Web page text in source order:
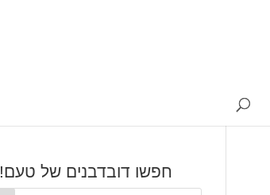
חפשו דובדבנים של טעם!